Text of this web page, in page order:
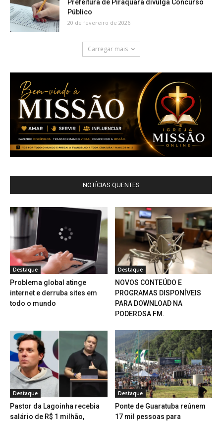
Prefeitura de Piraquara divulga Concurso
Público
20 de fevereiro de 2026
Carregar mais
NOTÍCIAS QUENTES
Destaque
Problema global atinge
internet e derruba sites em
todo o mundo
Destaque
NOVOS CONTEÚDO E
PROGRAMAS DISPONÍVEIS
PARA DOWNLOAD NA
PODEROSA FM.
Destaque
Pastor da Lagoinha recebia
salário de R$ 1 milhão,
Destaque
Ponte de Guaratuba reúnem
17 mil pessoas para